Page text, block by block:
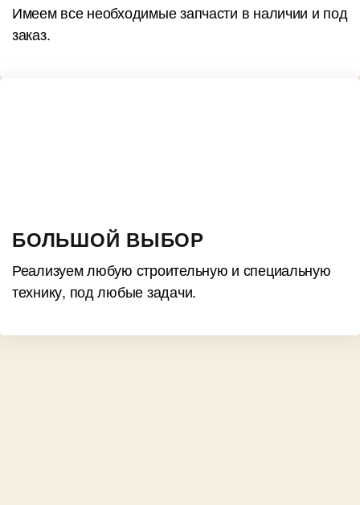
Имеем все необходимые запчасти в наличии и под
заказ.
БОЛЬШОЙ ВЫБОР
Реализуем любую строительную и специальную
технику, под любые задачи.